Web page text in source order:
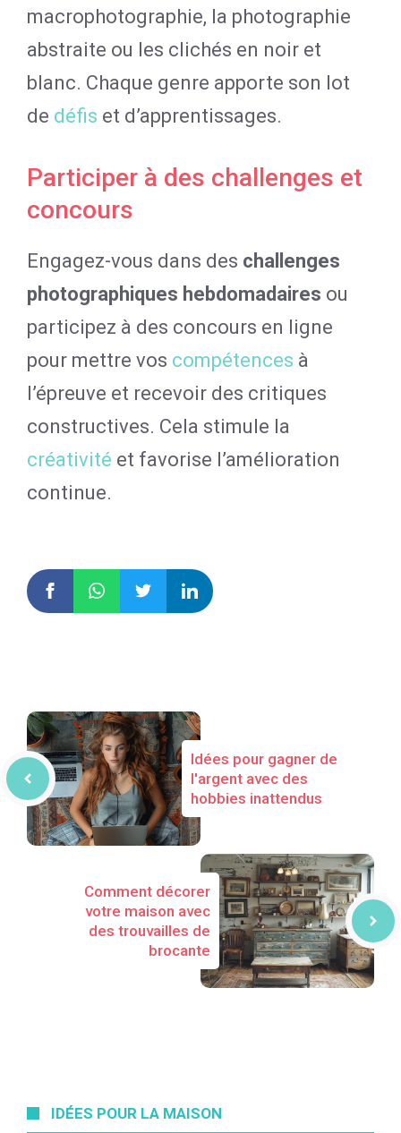
macrophotographie, la photographie
abstraite ou les clichés en noir et
blanc. Chaque genre apporte son lot
de défis et d’apprentissages.
Participer à des challenges et
concours
Engagez-vous dans des challenges
photographiques hebdomadaires ou
participez à des concours en ligne
pour mettre vos compétences à
l’épreuve et recevoir des critiques
constructives. Cela stimule la
créativité et favorise l’amélioration
continue.
Idées pour gagner de
l'argent avec des
hobbies inattendus
Comment décorer
votre maison avec
des trouvailles de
brocante
IDÉES POUR LA MAISON